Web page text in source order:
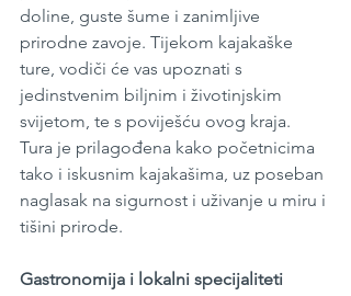
doline, guste šume i zanimljive
prirodne zavoje. Tijekom kajakaške
ture, vodiči će vas upoznati s
jedinstvenim biljnim i životinjskim
svijetom, te s poviješću ovog kraja.
Tura je prilagođena kako početnicima
tako i iskusnim kajakašima, uz poseban
naglasak na sigurnost i uživanje u miru i
tišini prirode.
Gastronomija i lokalni specijaliteti